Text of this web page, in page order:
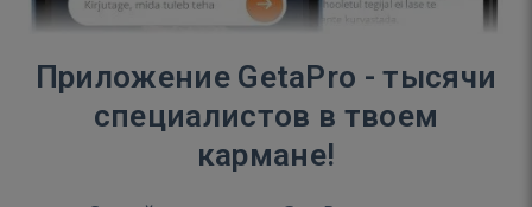
Приложение GetaPro - тысячи
специалистов в твоем
кармане!